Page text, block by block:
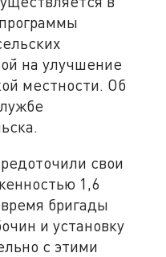
на улучшение
местности. Об
свои
1,6
бригады
и установку
с этими